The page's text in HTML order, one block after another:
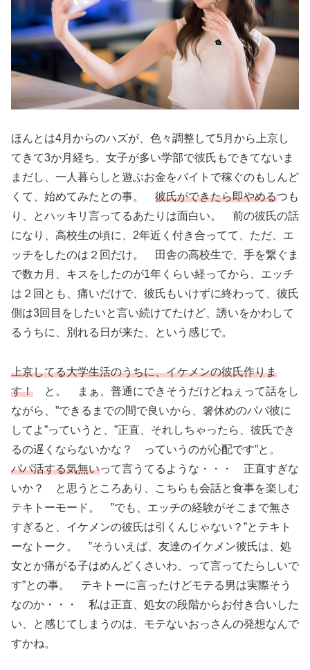
ほんとは4月からのハズが、色々調整して5月から上京し
てきて3か月経ち、女子が多い学部で彼氏もできてないま
まだし、一人暮らしと遊ぶお金をバイトで稼ぐのもしんど
くて、始めてみたとの事。 彼氏ができたら即やめるつも
り、とハッキリ言ってるあたりは面白い。 前の彼氏の話
になり、高校生の頃に、2年近く付き合ってて、ただ、エ
ッチをしたのは２回だけ。 田舎の高校生で、手を繋ぐま
で数カ月、キスをしたのが1年くらい経ってから、エッチ
は２回とも、痛いだけで、彼氏もいけずに終わって、彼氏
側は3回目をしたいと言い続けてたけど、誘いをかわして
るうちに、別れる日が来た、という感じで。
上京してる大学生活のうちに、イケメンの彼氏作りま
す！ と。 まぁ、普通にできそうだけどねぇって話をし
ながら、”できるまでの間で良いから、箸休めのパパ彼に
してよ”っていうと、”正直、それしちゃったら、彼氏でき
るの遅くならないかな？ っていうのが心配です”と。
パパ活する気無いって言うてるような・・・ 正直すぎな
いか？ と思うところあり、こちらも会話と食事を楽しむ
テキトーモード。 ”でも、エッチの経験がそこまで無さ
すぎると、イケメンの彼氏は引くんじゃない？”とテキト
ーなトーク。 ”そういえば、友達のイケメン彼氏は、処
女とか痛がる子はめんどくさいわ、って言ってたらしいで
す”との事。 テキトーに言ったけどモテる男は実際そう
なのか・・・ 私は正直、処女の段階からお付き合いした
い、と感じてしまうのは、モテないおっさんの発想なんで
すかね。